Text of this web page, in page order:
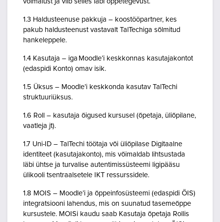
1.3 Haldusteenuse pakkuja – koostööpartner, kes
pakub haldusteenust vastavalt TalTechiga sõlmitud
hankeleppele.
1.4 Kasutaja – iga Moodle’i keskkonnas kasutajakontot
(edaspidi Konto) omav isik.
1.5 Üksus – Moodle’i keskkonda kasutav TalTechi
struktuuriüksus.
1.6 Roll – kasutaja õigused kursusel (õpetaja, üliõpilane,
vaatleja jt).
1.7 Uni-ID – TalTechi töötaja või üliõpilase Digitaalne
identiteet (kasutajakonto), mis võimaldab lihtsustada
läbi ühtse ja turvalise autentimissüsteemi ligipääsu
ülikooli tsentraalsetele IKT ressurssidele.
1.8 MOIS – Moodle’i ja õppeinfosüsteemi (edaspidi ÕIS)
integratsiooni lahendus, mis on suunatud tasemeõppe
kursustele. MOISi kaudu saab Kasutaja õpetaja Rollis